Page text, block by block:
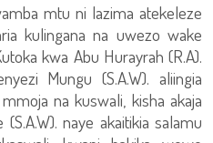
mtu ni lazima atekeleze
kulingana na uwezo wake
kwa Abu Hurayrah (R.A).
Mungu (S.A.W). aliingia
na kuswali, kisha akaja
naye akaitikia salamu